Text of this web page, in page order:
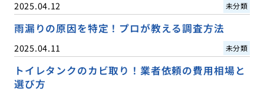
2025.04.12 未分類
雨漏りの原因を特定！プロが教える調査方法
2025.04.11 未分類
トイレタンクのカビ取り！業者依頼の費用相場と
選び方